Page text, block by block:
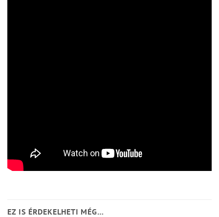
EZ IS ÉRDEKELHETI MÉG…